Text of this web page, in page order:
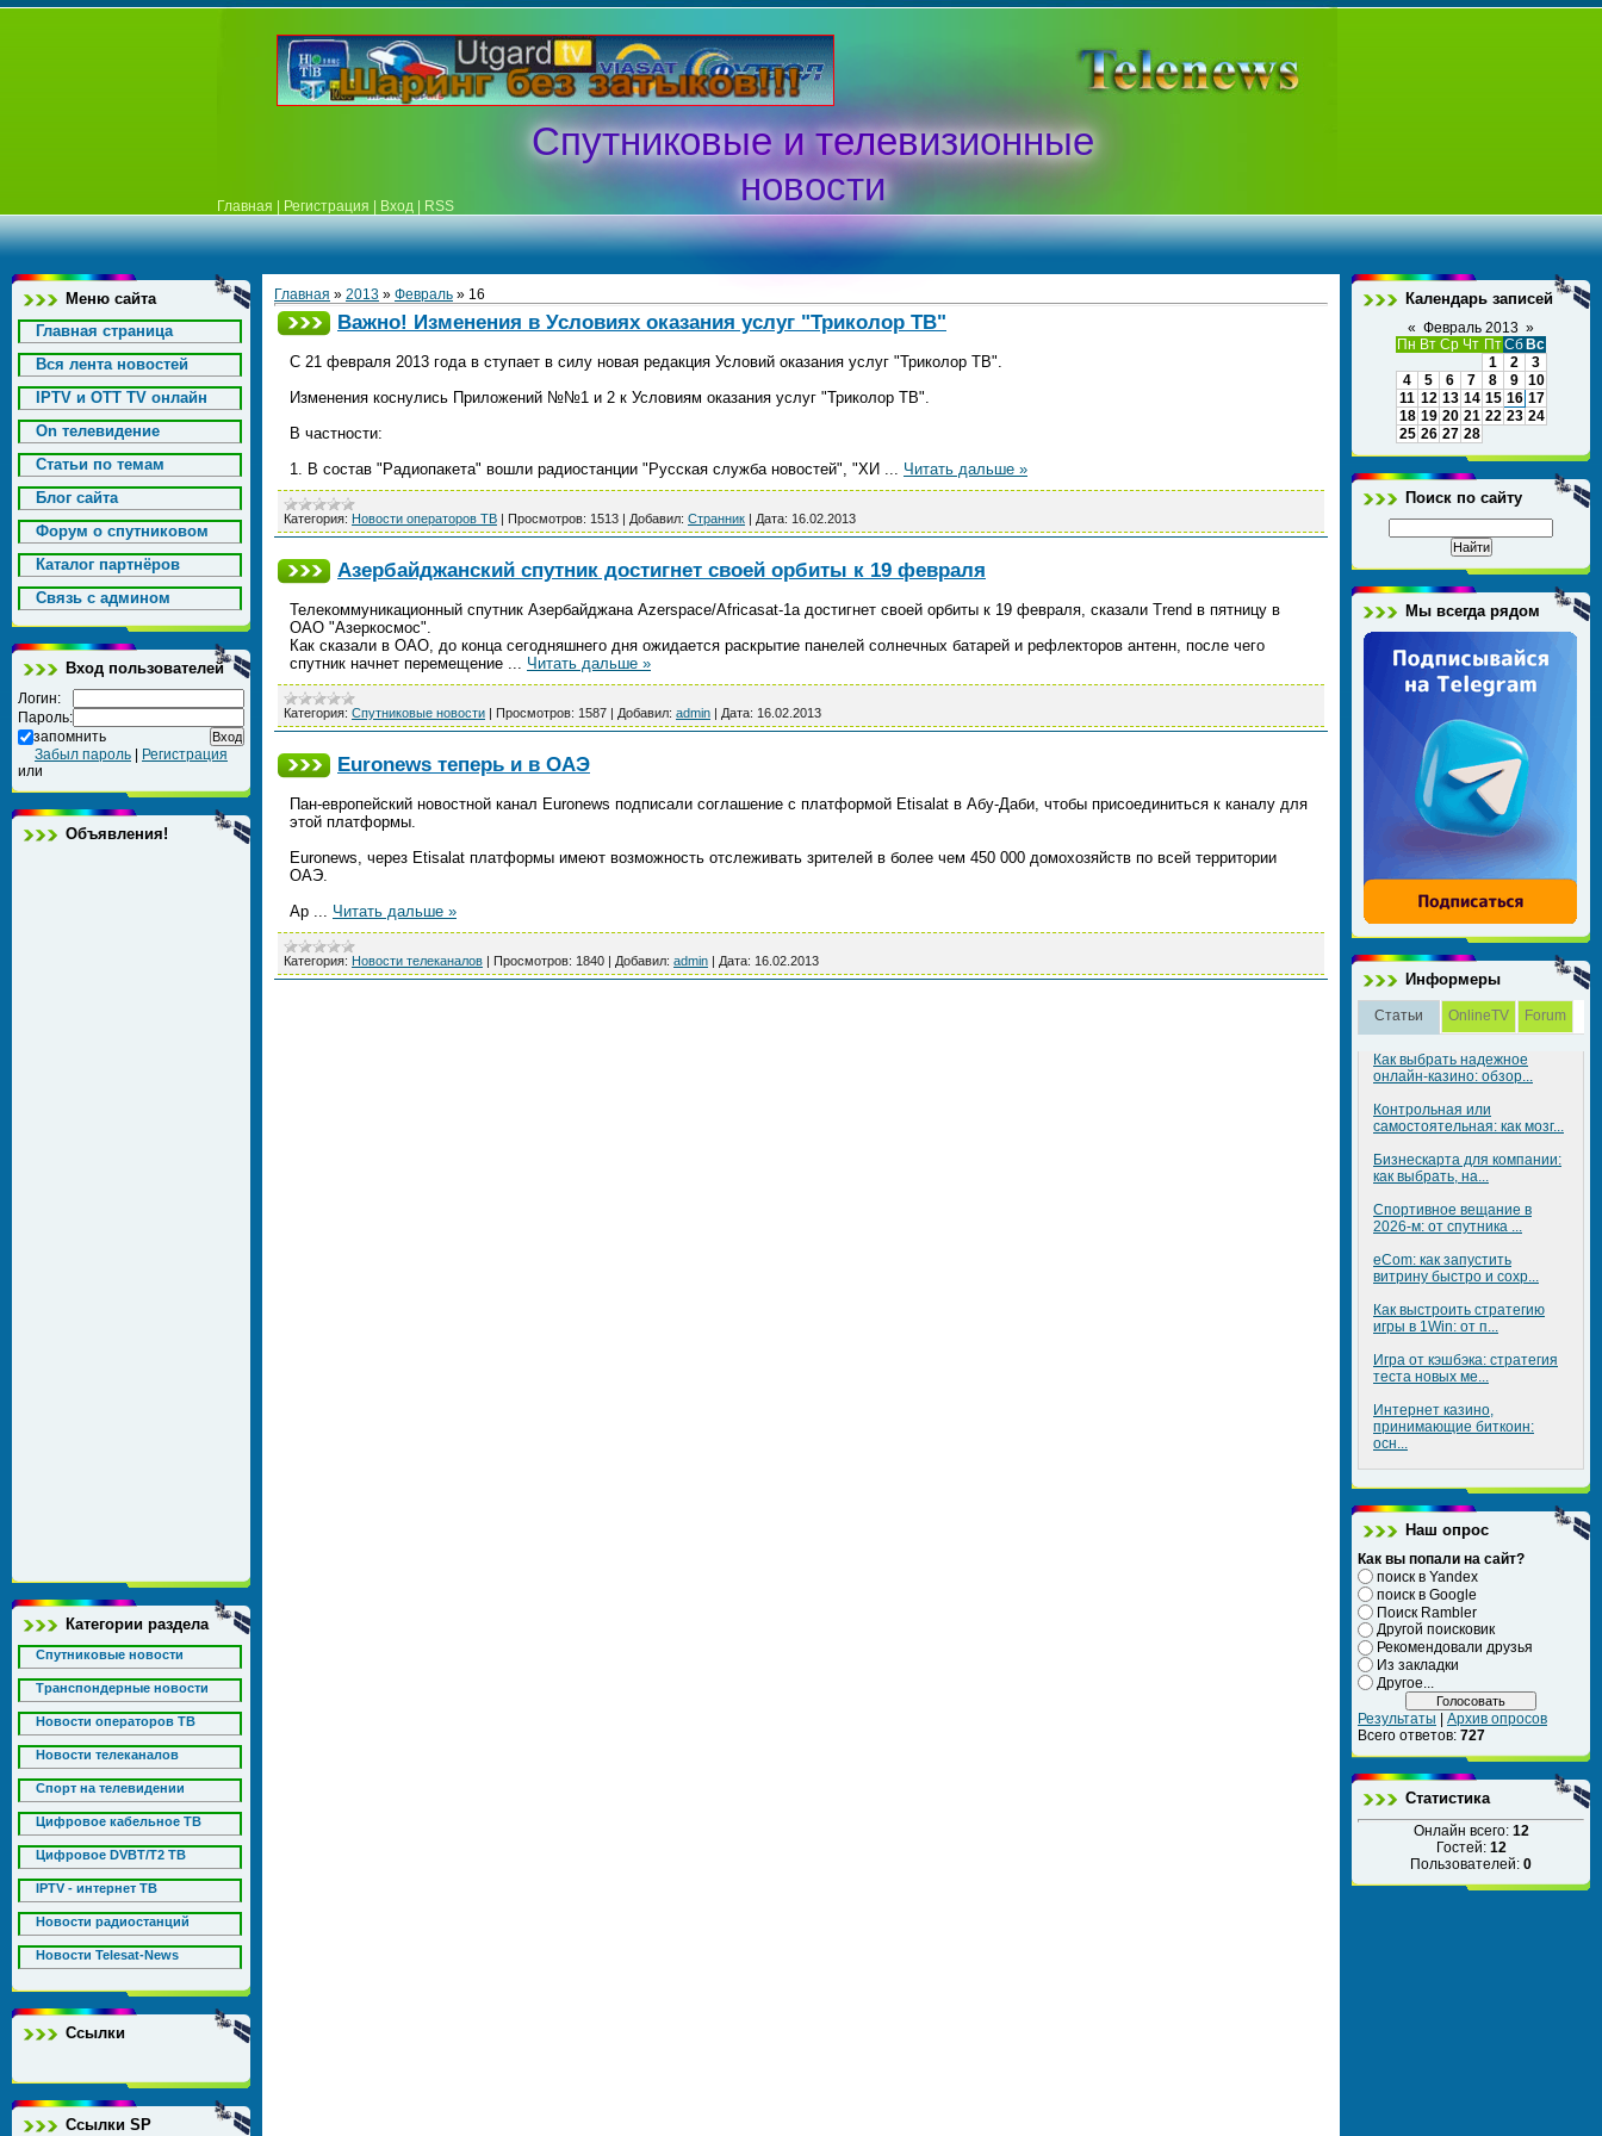
Спутниковые и телевизионные
новости
Главная Регистрация Вход RSS
Меню сайта
Главная страница
Вся лента новостей
IPTV и OTT TV онлайн
On телевидение
Статьи по темам
Блог сайта
Форум о спутниковом
Каталог партнёров
Cвязь с админом
Вход пользователей
Логин:
Пароль:
запомнить
Забыл пароль
Регистрация
или
Объявления!
Категории раздела
Спутниковые новости
Транспондерные новости
Новости операторов ТВ
Новости телеканалов
Спорт на телевидении
Цифровое кабельное ТВ
Цифровое DVBT/T2 ТВ
IPTV - интернет ТВ
Новости радиостанций
Новости Telesat-News
Ссылки
Ссылки SP
Главная » 2013 » Февраль » 16
Важно! Изменения в Условиях оказания услуг "Триколор ТВ"
С 21 февраля 2013 года в ступает в силу новая редакция Условий оказания услуг "Триколор ТВ".
Изменения коснулись Приложений №№1 и 2 к Условиям оказания услуг "Триколор ТВ".
В частности:
1. В состав "Радиопакета" вошли радиостанции "Русская служба новостей", "ХИ ... Читать дальше »
Категория: Новости операторов ТВ | Просмотров: 1513 | Добавил: Странник | Дата: 16.02.2013
Азербайджанский спутник достигнет своей орбиты к 19 февраля
Телекоммуникационный спутник Азербайджана Azerspace/Africasat-1a достигнет своей орбиты к 19 февраля, сказали Trend в пятницу в
ОАО "Азеркосмос".
Как сказали в ОАО, до конца сегодняшнего дня ожидается раскрытие панелей солнечных батарей и рефлекторов антенн, после чего
спутник начнет перемещение ... Читать дальше »
Категория: Спутниковые новости | Просмотров: 1587 | Добавил: admin | Дата: 16.02.2013
Euronews теперь и в ОАЭ
Пан-европейский новостной канал Euronews подписали соглашение с платформой Etisalat в Абу-Даби, чтобы присоединиться к каналу для
этой платформы.
Euronews, через Etisalat платформы имеют возможность отслеживать зрителей в более чем 450 000 домохозяйств по всей территории
ОАЭ.
Ар ... Читать дальше »
Категория: Новости телеканалов | Просмотров: 1840 | Добавил: admin | Дата: 16.02.2013
Календарь записей
« Февраль 2013 »
Пн Вт Ср Чт ПтСб Вс
1
2
3
4
5 6 7 8 9 10
11 12 13 14 15 16 17
18 19 20 21 22 23 24
25 26 27 28
Поиск по сайту
Мы всегда рядом
Информеры
Статьи OnlineTV Forum
Как выбрать надежное
онлайн-казино: обзор...
Контрольная или
самостоятельная: как мозг...
Бизнескарта для компании:
как выбрать, на...
Спортивное вещание в
2026-м: от спутника ...
eCom: как запустить
витрину быстро и сохр...
Как выстроить стратегию
игры в 1Win: от п...
Игра от кэшбэка: стратегия
теста новых ме...
Интернет казино,
принимающие биткоин:
осн...
Наш опрос
Как вы попали на сайт?
поиск в Yandex
поиск в Google
Поиск Rambler
Другой поисковик
Рекомендовали друзья
Из закладки
Другое...
Результаты | Архив опросов
Всего ответов: 727
Статистика
Онлайн всего: 12
Гостей: 12
Пользователей: 0